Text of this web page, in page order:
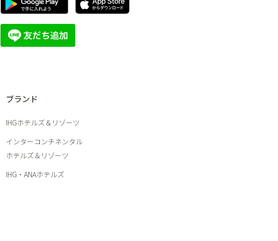
ブランド
IHGホテルズ＆リゾーツ
インターコンチネンタル
ホテルズ＆リゾーツ
IHG・ANAホテルズ